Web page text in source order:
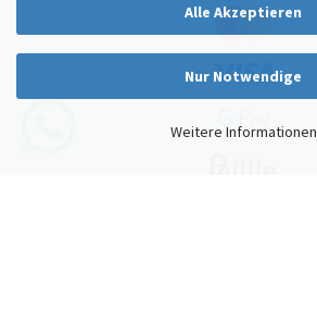
Alle Akzeptieren
Nur Notwendige
Weitere Informationen